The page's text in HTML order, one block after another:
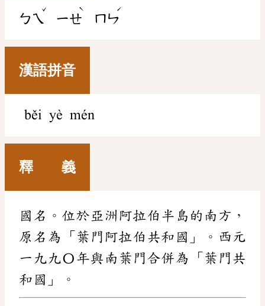
ㄅㄟ
ˇ
ㄧㄝ
ˋ
ㄇㄣ
ˊ
漢語拼音
běi yè mén
釋 義
國名。位於亞洲阿拉伯半島的南方，
原名為「葉門阿拉伯共和國」。西元
一九九〇年與南葉門合併為「葉門共
和國」。